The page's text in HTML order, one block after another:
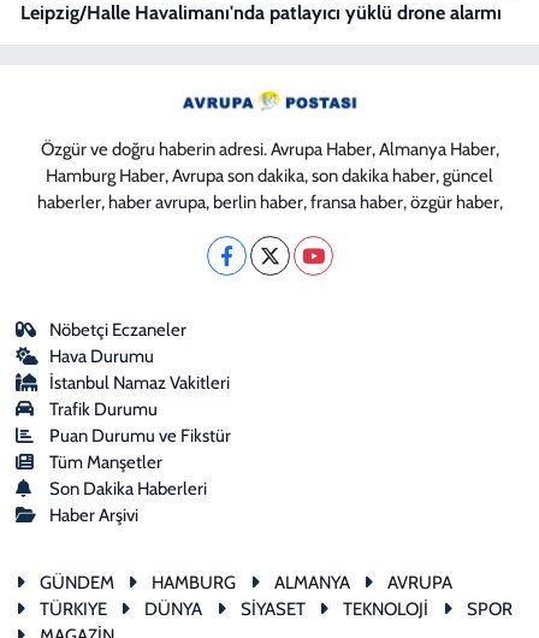
Leipzig/Halle Havalimanı'nda patlayıcı yüklü drone alarmı
Özgür ve doğru haberin adresi. Avrupa Haber, Almanya Haber,
Hamburg Haber, Avrupa son dakika, son dakika haber, güncel
haberler, haber avrupa, berlin haber, fransa haber, özgür haber,
Nöbetçi Eczaneler
Hava Durumu
İstanbul Namaz Vakitleri
Trafik Durumu
Puan Durumu ve Fikstür
Tüm Manşetler
Son Dakika Haberleri
Haber Arşivi
GÜNDEM HAMBURG ALMANYA
AVRUPA
TÜRKIYE
DÜNYA SİYASET TEKNOLOJİ
SPOR